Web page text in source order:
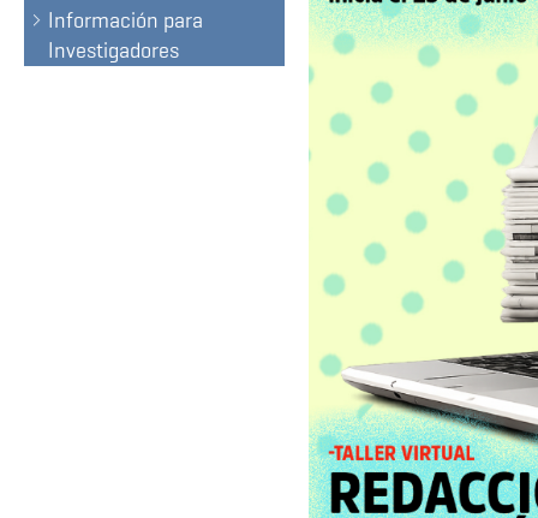
Información para
Investigadores